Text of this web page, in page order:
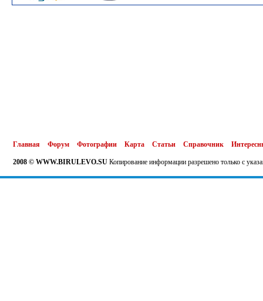
Главная Форум Фотографии Карта Статьи Справочник
2008 © WWW.BIRULEVO.SU Копирование информации разрешено только с